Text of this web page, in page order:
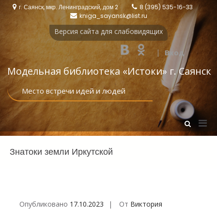
Перейтиг. Саянск, мкр. Ленинградский, дом 2
8 (395) 535-16-33
kniga_sayansk@list.ru
Версия сайта для слабовидящих
| Вход
Модельная библиотека «Истоки‎» г. Саянск
Место встречи идей и людей
Показать
форму
Знатоки земли Иркутской
Опубликовано 17.10.2023 От Виктория